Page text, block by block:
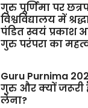
गुरु पूर्णिमा पर
विश्वविद्यालय में
पंडित स्वयं प्रकाश
गुरु परंपरा का
Guru Purnima
गुरु और क्यों जरूरी
लेना?